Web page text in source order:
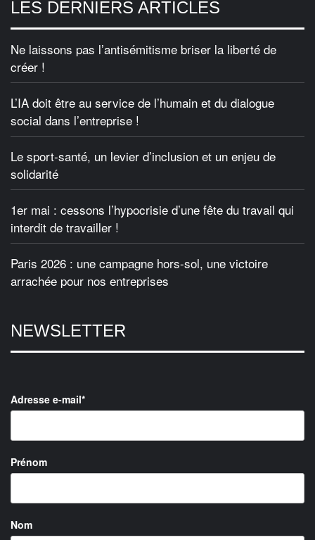
LES DERNIERS ARTICLES
Ne laissons pas l’antisémitisme briser la liberté de
créer !
L’IA doit être au service de l’humain et du dialogue
social dans l’entreprise !
Le sport-santé, un levier d’inclusion et un enjeu de
solidarité
1er mai : cessons l’hypocrisie d’une fête du travail qui
interdit de travailler !
Paris 2026 : une campagne hors-sol, une victoire
arrachée pour nos entreprises
NEWSLETTER
Adresse e-mail*
Prénom
Nom